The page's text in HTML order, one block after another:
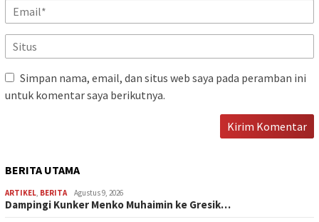
Simpan nama, email, dan situs web saya pada peramban ini
untuk komentar saya berikutnya.
BERITA UTAMA
ARTIKEL, BERITA Agustus 9, 2026
Dampingi Kunker Menko Muhaimin ke Gresik…